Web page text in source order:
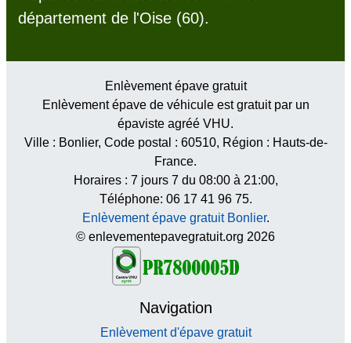
département de l'Oise (60).
Enlèvement épave gratuit
Enlèvement épave de véhicule est gratuit par un
épaviste agréé VHU.
Ville : Bonlier, Code postal : 60510, Région : Hauts-de-
France.
Horaires : 7 jours 7 du 08:00 à 21:00,
Téléphone: 06 17 41 96 75.
Enlèvement épave gratuit Bonlier.
© enlevementepavegratuit.org 2026
Navigation
Enlèvement d'épave gratuit